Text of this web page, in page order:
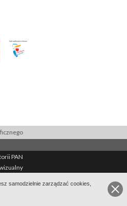
samodzielnie zarządzać cookies,
PAN